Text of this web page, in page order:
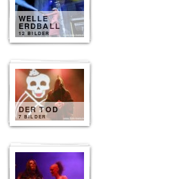
WELLE
ERDBALL
12 BILDER
DER TOD
7 BILDER